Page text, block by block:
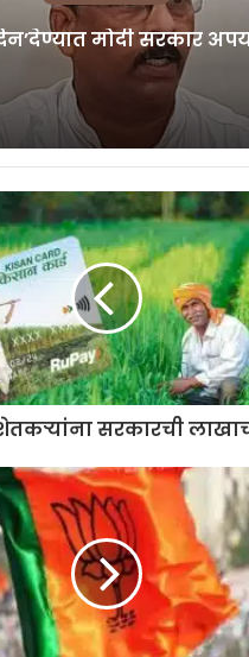
करण्यात आले आहे.
दिली पैकी 9181 मुले उत्तीर्ण झाली.
9316 मुली उत्तीर्ण झाल्या आहेत.
निकाल :
परीक्षा दिली, पैकी 4701 उत्तीर्ण झाले.
आहे.
सर्वाधिक 96.52 टक्के इतका
दिली होती. पैकी 5772 विद्यार्थी
निकाल 96.19 टक्के लागला आहे. या शाखेत
परीक्षा दिली तर 2980
92.75 टक्के लागला आहे.
मोदी सरकार
सरकारची